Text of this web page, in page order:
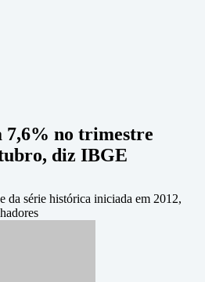
7,6% no trimestre
diz IBGE
da série histórica iniciada em 2012,